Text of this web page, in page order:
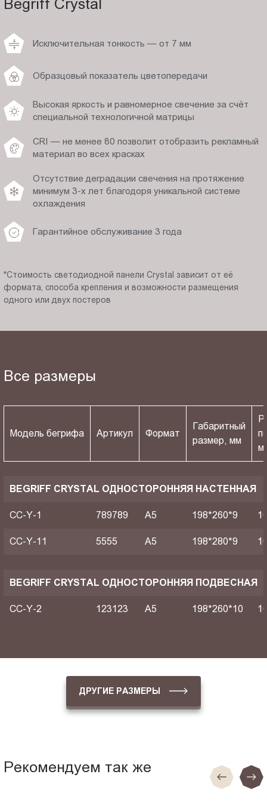
Begriff Crystal
Исключительная тонкость — от 7 мм
Образцовый показатель цветопередачи
Высокая яркость и равномерное свечение за счёт
специальной технологичной матрицы
CRI — не менее 80 позволит отобразить рекламный
материал во всех красках
Отсутствие деградации свечения на протяжение
минимум 3-х лет благодоря уникальной системе
охлаждения
Гарантийное обслуживание 3 года
*Стоимость светодиодной панели Crystal зависит от её
формата, способа крепления и возможности размещения
одного или двух постеров
Все размеры
Модель бегрифа Артикул Формат
Габаритный
размер, мм
BEGRIFF CRYSTAL ОДНОСТОРОННЯЯ НАСТЕННАЯ
CC-Y-1 789789 A5 198*260*9
CC-Y-11 5555 A5 198*280*9
BEGRIFF CRYSTAL ОДНОСТОРОННЯЯ ПОДВЕСНАЯ
CC-Y-2 123123 A5 198*260*10
ДРУГИЕ РАЗМЕРЫ
Рекомендуем так же